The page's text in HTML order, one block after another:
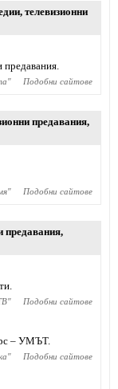
, телевизионни
предавания.
" Подобни сайтове
предавания,
" Подобни сайтове
предавания,
" Подобни сайтове
– УМЪТ.
" Подобни сайтове